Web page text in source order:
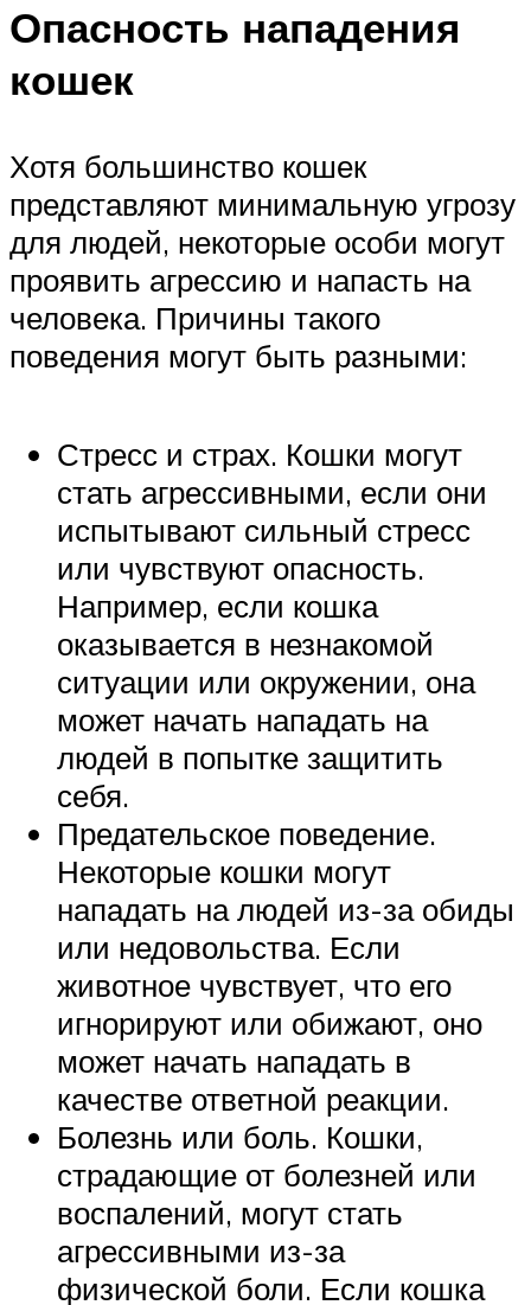
Опасность нападения
кошек
Хотя большинство кошек
представляют минимальную угрозу
для людей, некоторые особи могут
проявить агрессию и напасть на
человека. Причины такого
поведения могут быть разными:
Стресс и страх. Кошки могут
стать агрессивными, если они
испытывают сильный стресс
или чувствуют опасность.
Например, если кошка
оказывается в незнакомой
ситуации или окружении, она
может начать нападать на
людей в попытке защитить
себя.
Предательское поведение.
Некоторые кошки могут
нападать на людей из-за обиды
или недовольства. Если
животное чувствует, что его
игнорируют или обижают, оно
может начать нападать в
качестве ответной реакции.
Болезнь или боль. Кошки,
страдающие от болезней или
воспалений, могут стать
агрессивными из-за
физической боли. Если кошка